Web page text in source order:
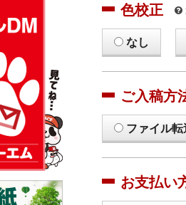
色校正
なし
ご入稿方
ファイル
お支払い